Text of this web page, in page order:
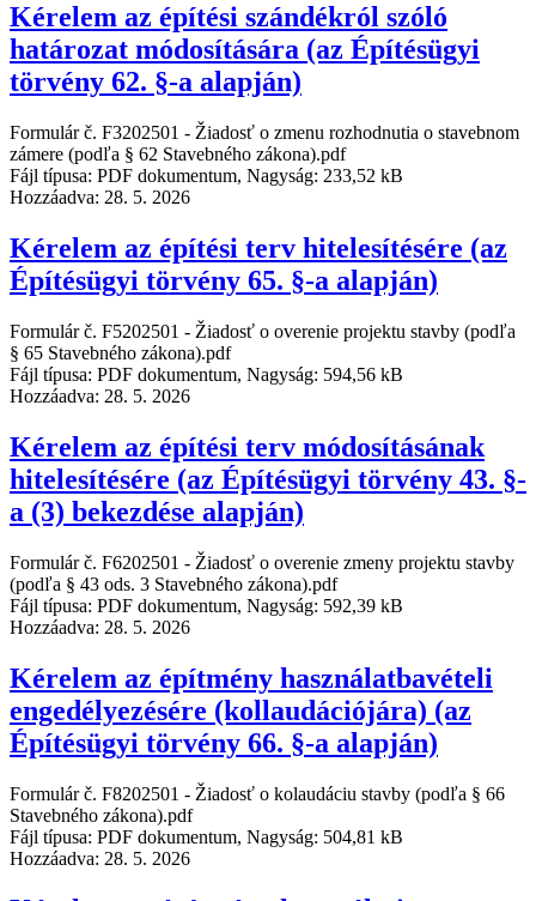
Kérelem az építési szándékról szóló
határozat módosítására (az Építésügyi
törvény 62. §-a alapján)
Formulár č. F3202501 - Žiadosť o zmenu rozhodnutia o stavebnom
zámere (podľa § 62 Stavebného zákona).pdf
Fájl típusa: PDF dokumentum, Nagyság: 233,52 kB
Hozzáadva: 28. 5. 2026
Kérelem az építési terv hitelesítésére (az
Építésügyi törvény 65. §-a alapján)
Formulár č. F5202501 - Žiadosť o overenie projektu stavby (podľa
§ 65 Stavebného zákona).pdf
Fájl típusa: PDF dokumentum, Nagyság: 594,56 kB
Hozzáadva: 28. 5. 2026
Kérelem az építési terv módosításának
hitelesítésére (az Építésügyi törvény 43. §-
a (3) bekezdése alapján)
Formulár č. F6202501 - Žiadosť o overenie zmeny projektu stavby
(podľa § 43 ods. 3 Stavebného zákona).pdf
Fájl típusa: PDF dokumentum, Nagyság: 592,39 kB
Hozzáadva: 28. 5. 2026
Kérelem az építmény használatbavételi
engedélyezésére (kollaudációjára) (az
Építésügyi törvény 66. §-a alapján)
Formulár č. F8202501 - Žiadosť o kolaudáciu stavby (podľa § 66
Stavebného zákona).pdf
Fájl típusa: PDF dokumentum, Nagyság: 504,81 kB
Hozzáadva: 28. 5. 2026